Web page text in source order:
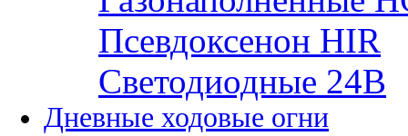
Псевдоксенон HIR
Cветодиодные 24B
Дневные ходовые огни